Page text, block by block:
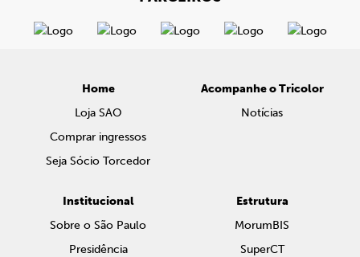
Home
Loja SAO
Comprar ingressos
Seja Sócio Torcedor
Acompanhe o Tricolor
Notícias
Institucional
Sobre o São Paulo
Presidência
Estrutura
MorumBIS
SuperCT